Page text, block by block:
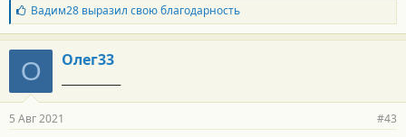
Б
л
а
г
о
д
а
н
Вадим28выразил свою благодарность
О Олег33
5 Авг 2021 #43